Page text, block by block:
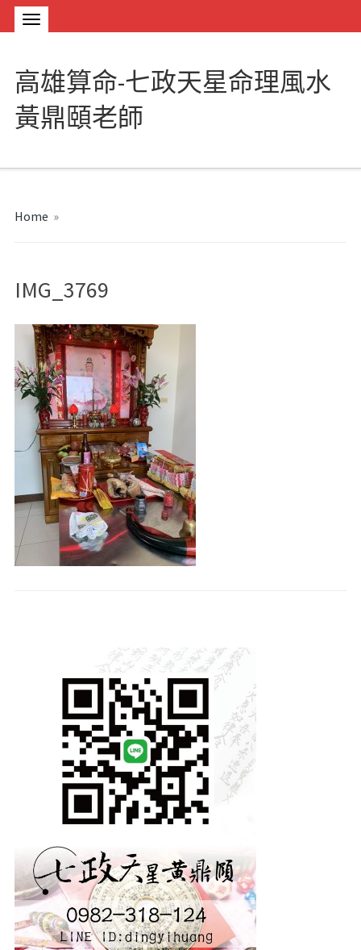
高雄算命-七政天星命理風水
黃鼎頤老師
Home »
IMG_3769